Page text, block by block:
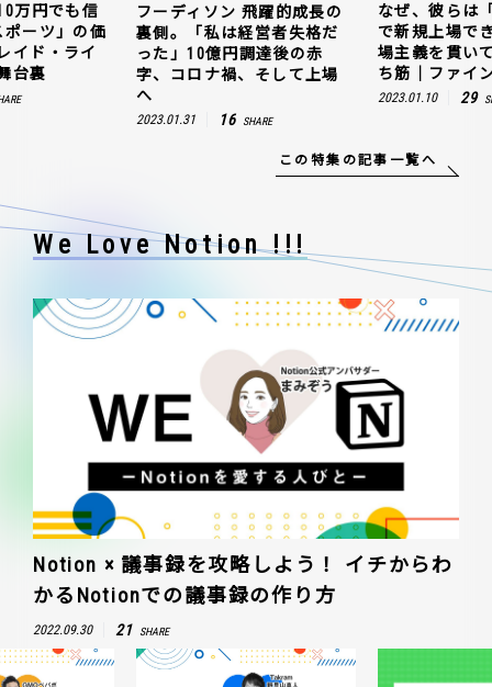
万円でも信
ーツ」の価
イド・ライ
台裏
フーディソン 飛躍的成長の
裏側。「私は経営者失格だ
った」10億円調達後の赤
字、コロナ禍、そして上場
へ
2023.01.31 16 SHARE
なぜ、彼らは
で新規上場で
場主義を貫い
ち筋｜ファイ
2023.01.10 29
この特集の記事一覧へ
We Love Notion !!!
Notion × 議事録を攻略しよう！ イチからわ
かるNotionでの議事録の作り方
2022.09.30 21 SHARE